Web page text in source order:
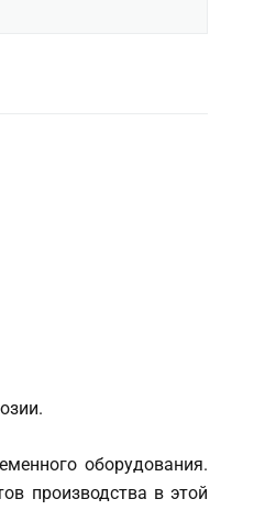
оборудования.
производства в этой